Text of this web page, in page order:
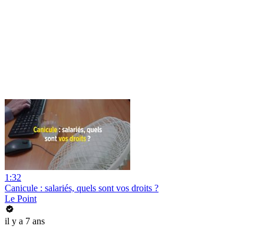
1:32
Canicule : salariés, quels sont vos droits ?
Le Point
il y a 7 ans